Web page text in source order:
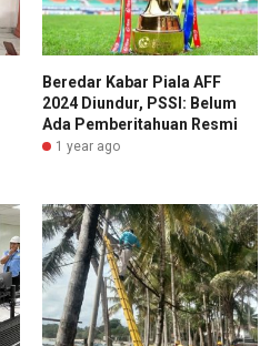
Beredar Kabar Piala AFF
2024 Diundur, PSSI: Belum
Ada Pemberitahuan Resmi
1 year ago